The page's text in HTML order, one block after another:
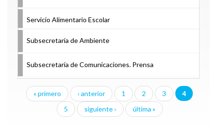
Servicio Alimentario Escolar
Subsecretaría de Ambiente
Subsecretaría de Comunicaciones. Prensa
Páginas
« primero ‹ anterior 1 2 3
4
5
siguiente › última »